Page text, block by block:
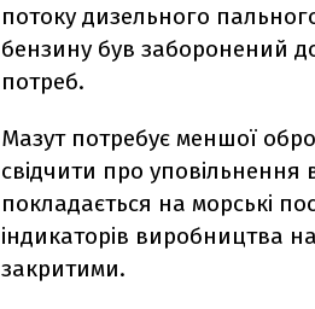
потоку дизельного
бензину був заборонений
потреб.
Мазут потребує меншої
свідчити про
покладається на морські
індикаторів виробництва
закритими.